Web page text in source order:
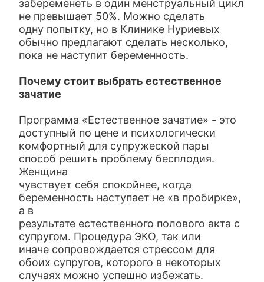
забеременеть в один менструальный цикл
не превышает 50%. Можно сделать
одну попытку, но в Клинике Нуриевых
обычно предлагают сделать несколько,
пока не наступит беременность.
Почему стоит выбрать естественное
зачатие
Программа «Естественное зачатие» - это
доступный по цене и психологически
комфортный для супружеской пары
способ решить проблему бесплодия.
Женщина
чувствует себя спокойнее, когда
беременность наступает не «в пробирке»,
а в
результате естественного полового акта с
супругом. Процедура ЭКО, так или
иначе сопровождается стрессом для
обоих супругов, которого в некоторых
случаях можно успешно избежать.